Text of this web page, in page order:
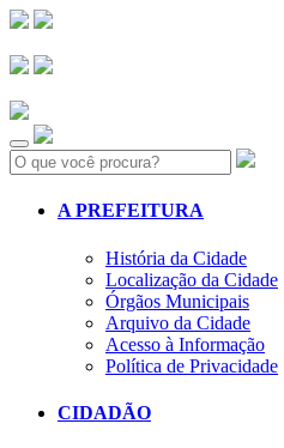
Search:
A PREFEITURA
História da Cidade
Localização da Cidade
Órgãos Municipais
Arquivo da Cidade
Acesso à Informação
Política de Privacidade
CIDADÃO